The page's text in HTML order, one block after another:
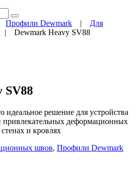
Поиск
Профили Dewmark | Для
| Dewmark Heavy SV88
SV88
решение для устройства
привлекательных деформационных
и кровлях
швов, Профили Dewmark